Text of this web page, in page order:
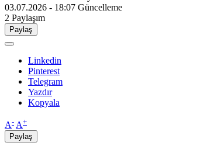
03.07.2026 - 18:07 Güncelleme
2 Paylaşım
Paylaş
Linkedin
Pinterest
Telegram
Yazdır
Kopyala
A- A+
Paylaş